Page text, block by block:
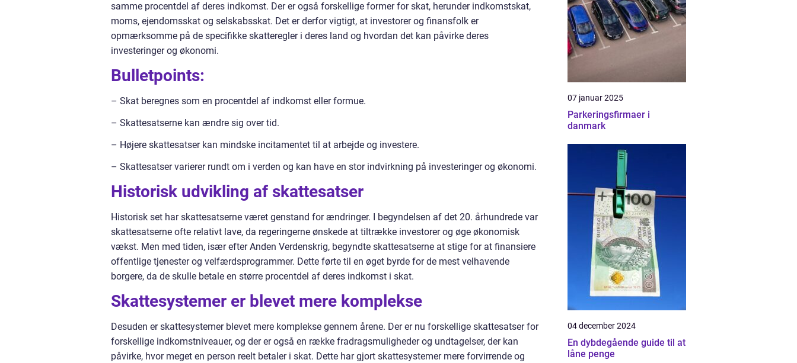
samme procentdel af deres indkomst. Der er også forskellige former for skat, herunder indkomstskat,
moms, ejendomsskat og selskabsskat. Det er derfor vigtigt, at investorer og finansfolk er
opmærksomme på de specifikke skatteregler i deres land og hvordan det kan påvirke deres
investeringer og økonomi.
Bulletpoints:
– Skat beregnes som en procentdel af indkomst eller formue.
– Skattesatserne kan ændre sig over tid.
– Højere skattesatser kan mindske incitamentet til at arbejde og investere.
– Skattesatser varierer rundt om i verden og kan have en stor indvirkning på investeringer og økonomi.
Historisk udvikling af skattesatser
Historisk set har skattesatserne været genstand for ændringer. I begyndelsen af det 20. århundrede var
skattesatserne ofte relativt lave, da regeringerne ønskede at tiltrække investorer og øge økonomisk
vækst. Men med tiden, især efter Anden Verdenskrig, begyndte skattesatserne at stige for at finansiere
offentlige tjenester og velfærdsprogrammer. Dette førte til en øget byrde for de mest velhavende
borgere, da de skulle betale en større procentdel af deres indkomst i skat.
Skattesystemer er blevet mere komplekse
Desuden er skattesystemer blevet mere komplekse gennem årene. Der er nu forskellige skattesatser for
forskellige indkomstniveauer, og der er også en række fradragsmuligheder og undtagelser, der kan
påvirke, hvor meget en person reelt betaler i skat. Dette har gjort skattesystemer mere forvirrende og
07 januar 2025
Parkeringsfirmaer i
danmark
04 december 2024
En dybdegående guide til at
låne penge